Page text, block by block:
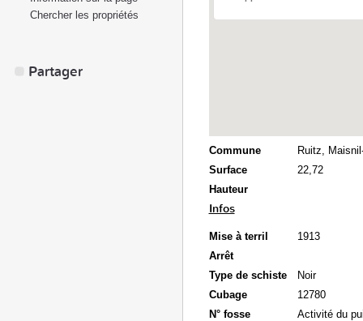
Commune
Ruitz,
Surface
22,72
Hauteur
Infos
Mise à terril
1913
Arrêt
Type de schiste
Noir
Cubage
12780
N° fosse
Activité du
Chercher les propriétés
Partager